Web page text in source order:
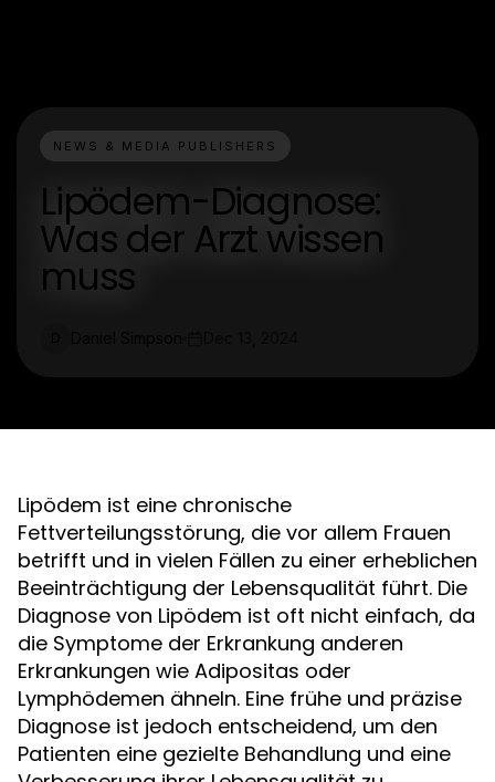
NEWS & MEDIA PUBLISHERS
Lipödem-Diagnose:
Was der Arzt wissen
muss
Lipödem ist eine chronische
Fettverteilungsstörung, die vor allem Frauen
betrifft und in vielen Fällen zu einer erheblichen
Beeinträchtigung der Lebensqualität führt. Die
Diagnose von Lipödem ist oft nicht einfach, da
die Symptome der Erkrankung anderen
Erkrankungen wie Adipositas oder
Lymphödemen ähneln. Eine frühe und präzise
Diagnose ist jedoch entscheidend, um den
Patienten eine gezielte Behandlung und eine